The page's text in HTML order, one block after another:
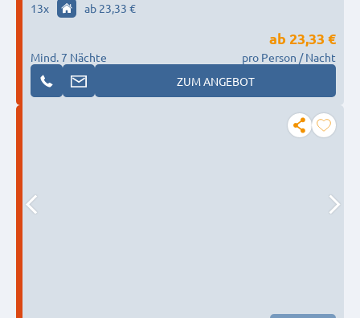
13x ab 23,33 €
Mind. 7 Nächte
ab 23,33 €
pro Person / Nacht
ZUM ANGEBOT